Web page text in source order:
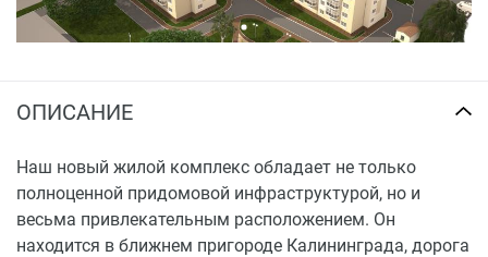
ОПИСАНИЕ
Наш новый жилой комплекс обладает не только
полноценной придомовой инфраструктурой, но и
весьма привлекательным расположением. Он
находится в ближнем пригороде Калининграда, дорога